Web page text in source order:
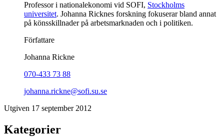
Professor i nationalekonomi vid SOFI, Stockholms
universitet. Johanna Ricknes forskning fokuserar bland annat
på könsskillnader på arbetsmarknaden och i politiken.
Författare
Johanna Rickne
070-433 73 88
johanna.rickne@sofi.su.se
Utgiven 17 september 2012
Kategorier